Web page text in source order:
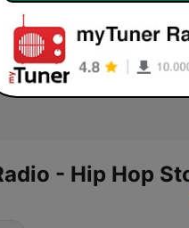
- Hip Hop